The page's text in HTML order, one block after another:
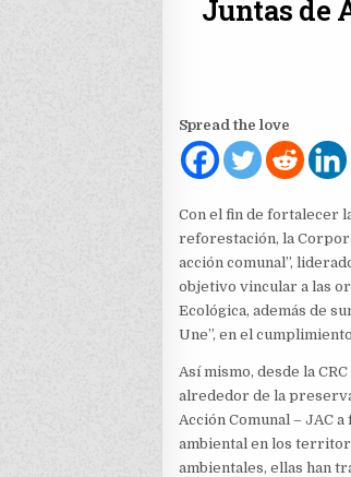
Juntas de
Spread the love
Con el fin de fortalecer
reforestación, la
acción comunal”,
objetivo vincular a las
Ecológica, además de
Une”, en el
Así mismo, desde la
alrededor de la
Acción Comunal – JAC
ambiental en los
ambientales, ellas han